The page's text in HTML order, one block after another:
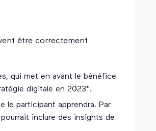
être correctement
qui met en avant le bénéfice
digitale en 2023".
le participant apprendra. Par
inclure des insights de